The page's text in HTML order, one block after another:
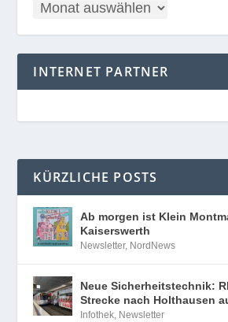
INTERNET PARTNER
KÜRZLICHE POSTS
Ab morgen ist Klein
Kaiserswerth
Newsletter, NordNews
Neue Sicherheitstechnik:
Strecke nach Holthausen
Infothek, Newsletter